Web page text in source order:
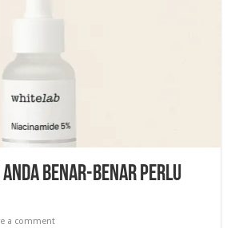
Benar-Benar Perlu
a comment